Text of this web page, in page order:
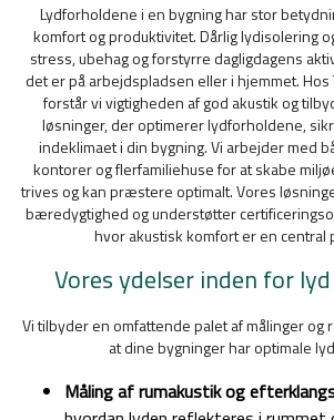
Lydforholdene i en bygning har stor
komfort og produktivitet. Dårlig lydisolering
stress, ubehag og forstyrre dagligdagens
det er på arbejdspladsen eller i hjemmet.
forstår vi vigtigheden af god akustik og
løsninger, der optimerer lydforholdene,
indeklimaet i din bygning. Vi arbejder med
kontorer og flerfamiliehuse for at skabe
trives og kan præstere optimalt. Vores
bæredygtighed og understøtter
hvor akustisk komfort er en central
Vores ydelser inden for
Vi tilbyder en omfattende palet af målinger og
at dine bygninger har optimale
Måling af rumakustik og